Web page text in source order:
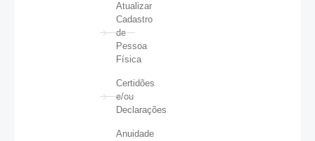
Atualizar
Cadastro
de
Pessoa
Física
Certidões
e/ou
Declarações
Anuidade